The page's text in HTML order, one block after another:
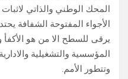
المحك الوطني والذاتي
الأجواء المفتوحة الشفافة
يرقى للسطح الا من هو
المؤسسية والتشغيلية
وتتطور الأمم.